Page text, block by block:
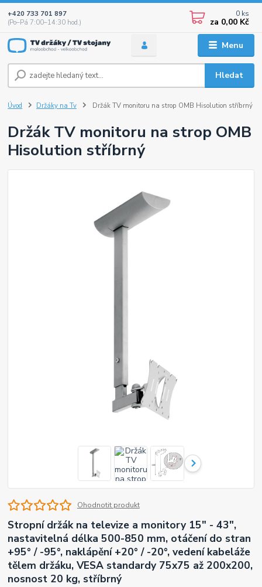
Menu
Hledat
+420 733 701 897
(Po–Pá 7:00–14:30 hod.)
0 ks
za 0,00 Kč
Úvod Držáky na Tv Držák TV monitoru na strop OMB Hisolution stříbrný
Držák TV monitoru na strop OMB
Hisolution stříbrný
Ohodnotit produkt
Stropní držák na televize a monitory 15" - 43",
nastavitelná délka 500-850 mm, otáčení do stran
+95° / -95°, naklápění +20° / -20°, vedení kabeláže
tělem držáku, VESA standardy 75x75 až 200x200,
nosnost 20 kg, stříbrný